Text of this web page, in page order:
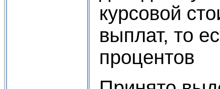
курсовой
выплат, то
процентов